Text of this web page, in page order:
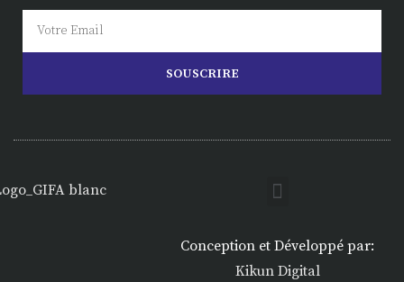
SOUSCRIRE
Conception et Développé par:
Kikun Digital